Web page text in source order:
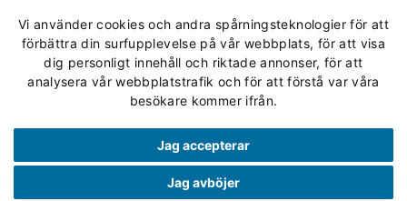
Vi använder cookies och andra spårningsteknologier för att
förbättra din surfupplevelse på vår webbplats, för att visa
dig personligt innehåll och riktade annonser, för att
analysera vår webbplatstrafik och för att förstå var våra
besökare kommer ifrån.
Jag accepterar
Jag avböjer
A PHP Error was encountered
Severity: 8192
Message: preg_replace(): Passing null to parameter #3
($subject) of type array|string is deprecated